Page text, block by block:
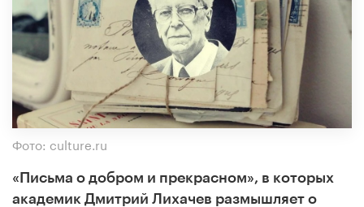
Фото: culture.ru
«Письма о добром и прекрасном», в которых
академик Дмитрий Лихачев размышляет о